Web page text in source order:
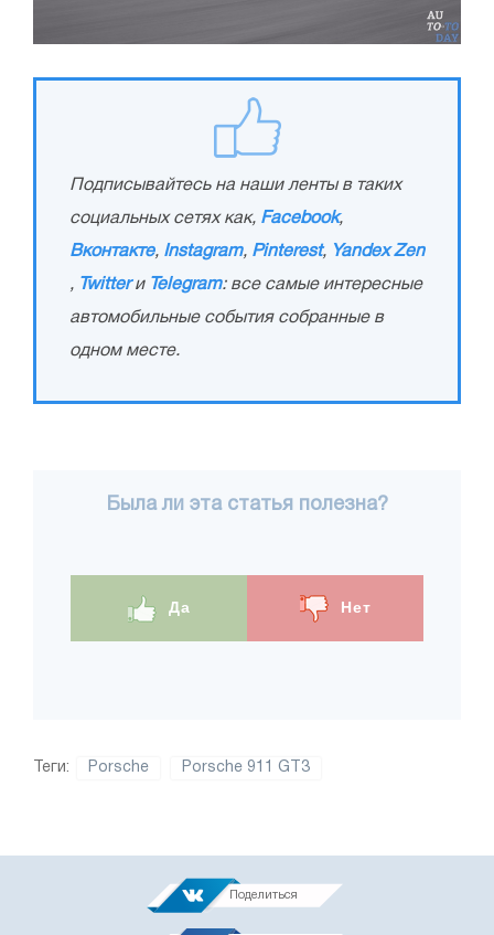
Подписывайтесь на наши ленты в таких
социальных сетях как, Facebook,
Вконтакте, Instagram, Pinterest, Yandex Zen
, Twitterи Telegram: все самые интересные
автомобильные события собранные в
одном месте.
Была ли эта статья полезна?
Да Нет
Теги: Porsche Porsche 911 GT3
Поделиться